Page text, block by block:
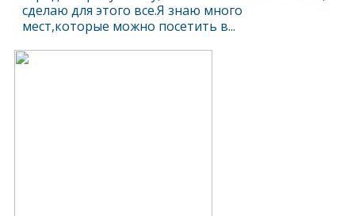
сделаю для этого все.Я знаю много
мест,которые можно посетить в...